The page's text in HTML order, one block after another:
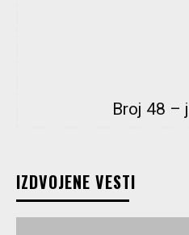
Broj 48 –
IZDVOJENE VESTI